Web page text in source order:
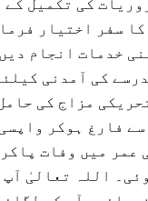
سفر اختیار
خدمات انجام
کی آمدنی
مزاج کی
فارغ ہوکر
اسی وبائی مرض سے ۴۲
اللہ تعالیٰ